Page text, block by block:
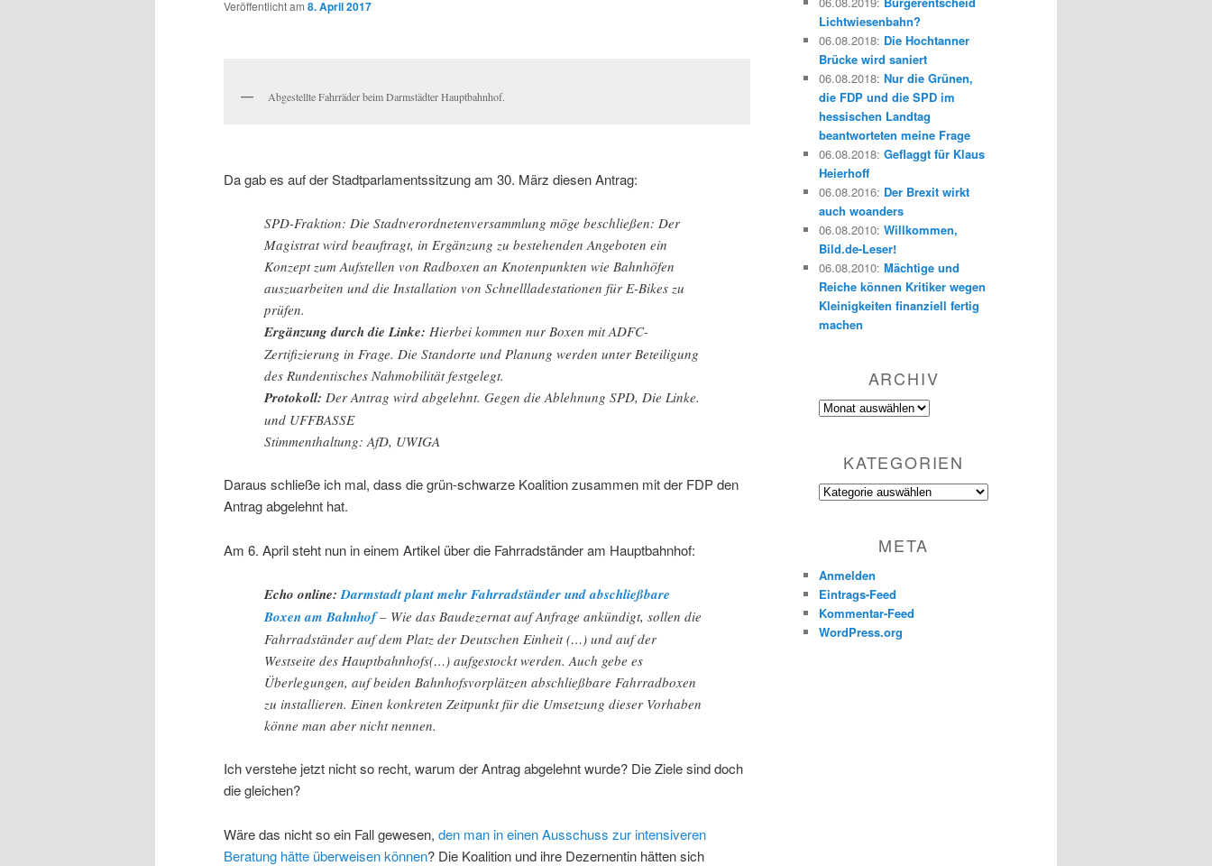
Veröffentlicht am 8. April 2017
Abgestellte Fahrräder beim Darmstädter Hauptbahnhof.
Da gab es auf der Stadtparlamentssitzung am 30. März diesen Antrag:
SPD-Fraktion: Die Stadtverordnetenversammlung möge beschließen: Der
Magistrat wird beauftragt, in Ergänzung zu bestehenden Angeboten ein
Konzept zum Aufstellen von Radboxen an Knotenpunkten wie Bahnhöfen
auszuarbeiten und die Installation von Schnellladestationen für E-Bikes zu
prüfen.
Ergänzung durch die Linke: Hierbei kommen nur Boxen mit ADFC-
Zertifizierung in Frage. Die Standorte und Planung werden unter Beteiligung
des Rundentisches Nahmobilität festgelegt.
Protokoll: Der Antrag wird abgelehnt. Gegen die Ablehnung SPD, Die Linke.
und UFFBASSE
Stimmenthaltung: AfD, UWIGA
Daraus schließe ich mal, dass die grün-schwarze Koalition zusammen mit der FDP den
Antrag abgelehnt hat.
Am 6. April steht nun in einem Artikel über die Fahrradständer am Hauptbahnhof:
Echo online:Darmstadt plant mehr Fahrradständer und abschließbare
Boxen am Bahnhof– Wie das Baudezernat auf Anfrage ankündigt, sollen die
Fahrradständer auf dem Platz der Deutschen Einheit (…) und auf der
Westseite des Hauptbahnhofs(…) aufgestockt werden. Auch gebe es
Überlegungen, auf beiden Bahnhofsvorplätzen abschließbare Fahrradboxen
zu installieren. Einen konkreten Zeitpunkt für die Umsetzung dieser Vorhaben
könne man aber nicht nennen.
Ich verstehe jetzt nicht so recht, warum der Antrag abgelehnt wurde? Die Ziele sind doch
die gleichen?
Wäre das nicht so ein Fall gewesen, den man in einen Ausschuss zur intensiveren
Beratung hätte überweisen können? Die Koalition und ihre Dezernentin hätten sich
Lichtwiesenbahn?
06.08.2018: Die Hochtanner
Brücke wird saniert
06.08.2018: Nur die Grünen,
die FDP und die SPD im
hessischen Landtag
beantworteten meine Frage
06.08.2018: Geflaggt für Klaus
Heierhoff
06.08.2016: Der Brexit wirkt
auch woanders
06.08.2010: Willkommen,
Bild.de-Leser!
06.08.2010: Mächtige und
Reiche können Kritiker wegen
Kleinigkeiten finanziell fertig
machen
ARCHIV
Archiv
KATEGORIEN
Kategorien
META
Anmelden
Eintrags-Feed
Kommentar-Feed
WordPress.org